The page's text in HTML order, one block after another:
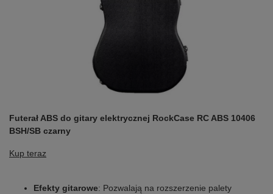
Futerał ABS do gitary elektrycznej RockCase RC ABS 10406
BSH/SB czarny
Kup teraz
Efekty gitarowe: Pozwalają na rozszerzenie palety